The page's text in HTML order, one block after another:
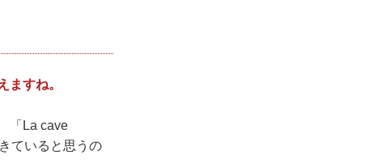
すね。
「La cave
ていると思うの